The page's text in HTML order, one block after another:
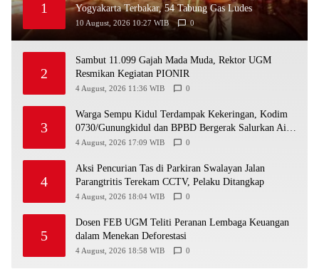
1
Yogyakarta Terbakar, 54 Tabung Gas Ludes
10 August, 2026 10:27 WIB 0
2
Sambut 11.099 Gajah Mada Muda, Rektor UGM
Resmikan Kegiatan PIONIR
4 August, 2026 11:36 WIB 0
3
Warga Sempu Kidul Terdampak Kekeringan, Kodim
0730/Gunungkidul dan BPBD Bergerak Salurkan Air
Bersih
4 August, 2026 17:09 WIB 0
4
Aksi Pencurian Tas di Parkiran Swalayan Jalan
Parangtritis Terekam CCTV, Pelaku Ditangkap
4 August, 2026 18:04 WIB 0
5
Dosen FEB UGM Teliti Peranan Lembaga Keuangan
dalam Menekan Deforestasi
4 August, 2026 18:58 WIB 0